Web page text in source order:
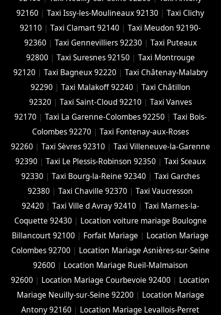
92160 |Taxi Issy-les-Moulineaux 92130 |Taxi Clichy
92110 |Taxi Clamart 92140 |Taxi Meudon 92190-
92360 | Taxi Gennevilliers 92230 | Taxi Puteaux
92800 | Taxi Suresnes 92150 | Taxi Montrouge
92120 | Taxi Bagneux 92220 | Taxi Châtenay-Malabry
92290 | Taxi Malakoff 92240 | Taxi Châtillon
92320 | Taxi Saint-Cloud 92210 | Taxi Vanves
92170 | Taxi La Garenne-Colombes 92250 | Taxi Bois-
Colombes 92270 | Taxi Fontenay-aux-Roses
92260 | Taxi Sèvres 92310 | Taxi Villeneuve-la-Garenne
92390 | Taxi Le Plessis-Robinson 92350 | Taxi Sceaux
92330 | Taxi Bourg-la-Reine 92340 | Taxi Garches
92380 |Taxi Chaville 92370 |Taxi Vaucresson
92420 | Taxi Ville d Avray 92410 | Taxi Marnes-la-
Coquette 92430 | Location voiture mariage Boulogne
Billancourt 92100 | Forfait Mariage | Location Mariage
Colombes 92700 | Location Mariage Asnières-sur-Seine
92600 | Location Mariage Rueil-Malmaison
92600 | Location Mariage Courbevoie 92400 | Location
Mariage Neuilly-sur-Seine 92200 | Location Mariage
Antony 92160 | Location Mariage Levallois-Perret